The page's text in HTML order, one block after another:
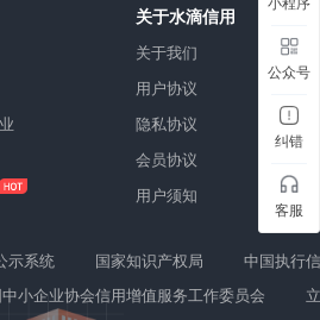
关于水滴信用
关于我们
用户协议
隐私协议
会员协议
用户须知
示系统 国家知识产权局
中国执行
小企业协会信用增值服务工作委员会
公众号
纠错
客服